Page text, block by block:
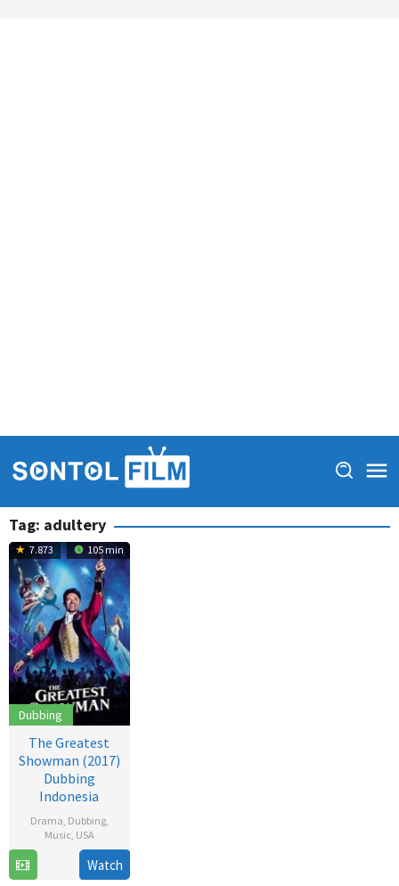
Tag: adultery
7.873 105 min
Dubbing
The Greatest
Showman (2017)
Dubbing
Indonesia
Drama Dubbing,
Music USA
Brett
Watch